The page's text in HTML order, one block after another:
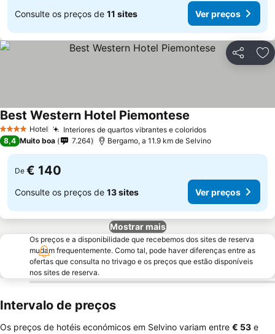
Consulte os preços de 11 sites Ver preços
Partilhar
4 EstrelasHotel Interiores de quartos vibrantes e coloridos
Best Western Hotel Piemontese
8,4 Muito boa 7.264 Bergamo, a 11.9 km de Selvino
De € 140
Consulte os preços de 13 sites Ver preços
Mostrar mais
Os preços e a disponibilidade que recebemos dos sites de reserva
mudam frequentemente. Como tal, pode haver diferenças entre as
ofertas que consulta no trivago e os preços que estão disponíveis
nos sites de reserva.
Intervalo de preços
Os preços de hotéis económicos em Selvino variam entre ‎€ 53 e